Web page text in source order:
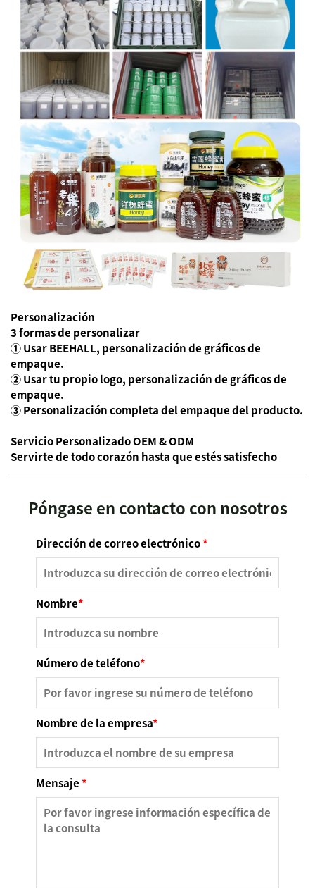
Personalización
3 formas de personalizar
① Usar BEEHALL, personalización de gráficos de
empaque.
② Usar tu propio logo, personalización de gráficos de
empaque.
③ Personalización completa del empaque del producto.
Servicio Personalizado OEM & ODM
Servirte de todo corazón hasta que estés satisfecho
Póngase en contacto con nosotros
Dirección de correo electrónico*
Nombre*
Número de teléfono*
Nombre de la empresa*
Mensaje*